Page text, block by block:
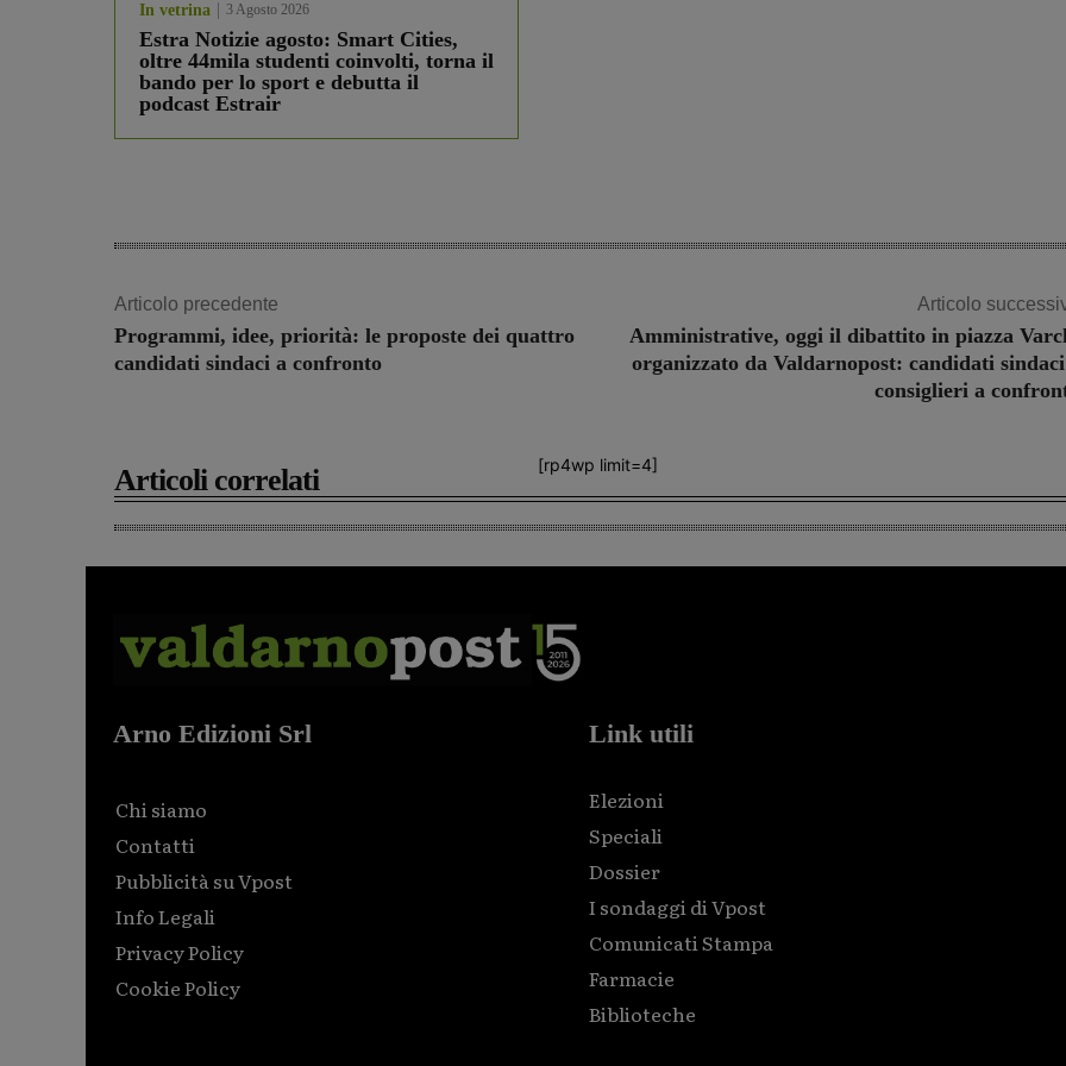
In vetrina 3 Agosto 2026
Estra Notizie agosto: Smart Cities,
oltre 44mila studenti coinvolti, torna il
bando per lo sport e debutta il
podcast Estrair
Articolo precedente
Programmi, idee, priorità: le proposte dei quattro
candidati sindaci a confronto
Articolo
Amministrative, oggi il dibattito in piazza
organizzato da Valdarnopost: candidati
consiglieri a
[rp4wp limit=4]
Articoli correlati
Arno Edizioni Srl
Chi siamo
Contatti
Pubblicità su Vpost
Info Legali
Privacy Policy
Cookie Policy
Link utili
Elezioni
Speciali
Dossier
I sondaggi di Vpost
Comunicati Stampa
Farmacie
Biblioteche